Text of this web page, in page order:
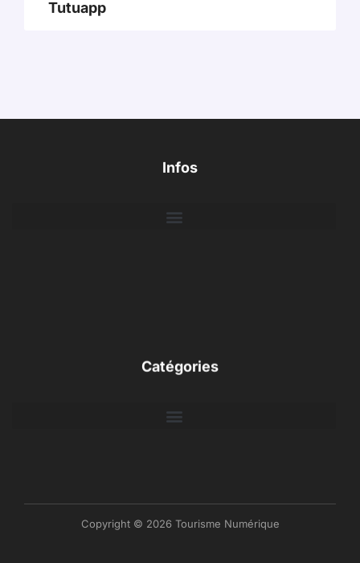
Tutuapp
Infos
Catégories
Copyright © 2026 Tourisme Numérique